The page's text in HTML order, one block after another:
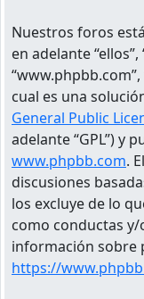
Nuestros foros
en adelante “ellos”,
“www.phpbb.com”,
cual es una
General Public
adelante “GPL”) y
www.phpbb.com.
discusiones
los excluye de lo
como conductas
información sobre
https://